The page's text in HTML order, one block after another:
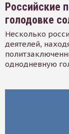
Российские
голодовке
Несколько
деятелей,
однодневную